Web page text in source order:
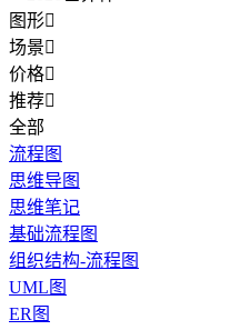
图形
场景
价格
推荐
全部
流程图
思维导图
思维笔记
基础流程图
组织结构-流程图
UML图
ER图